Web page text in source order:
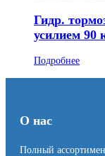
Гидр.
усилием 90
Подробнее
О нас
Полный